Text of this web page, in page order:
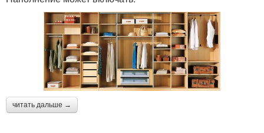
читать дальше →